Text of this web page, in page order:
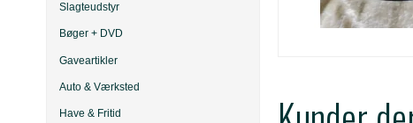
Slagteudstyr
Bøger + DVD
Gaveartikler
Auto & Værksted
Have & Fritid